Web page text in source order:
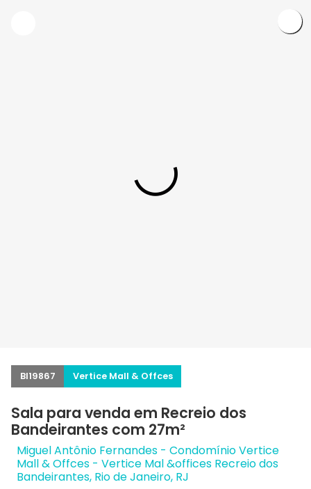
BI19867 Vertice Mall & Offces
Sala para venda em Recreio dos
Bandeirantes com 27m²
Miguel Antônio Fernandes - Condomínio Vertice
Mall & Offces - Vertice Mal &offices Recreio dos
Bandeirantes, Rio de Janeiro, RJ